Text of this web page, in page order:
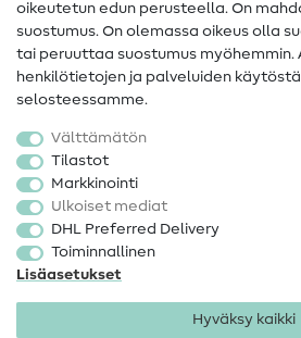
FAQ
Peruutusoikeus
Suosittu
Kankaat
Ompelutarvikkeet
Ale
oikeutetun edun perusteella. On
suostumus. On olemassa oikeus olla
tai peruuttaa suostumus myöhemmin.
henkilötietojen ja palveluiden käytöstä
selosteessamme.
Välttämätön
Tilastot
Markkinointi
Ulkoiset mediat
DHL Preferred Delivery
Toiminnallinen
Lisäasetukset
Hyväksy kaikki